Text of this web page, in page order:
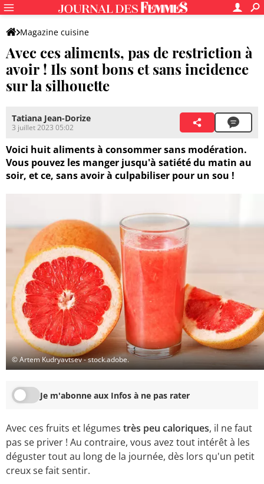
Magazine cuisine
Avec ces aliments, pas de restriction à
avoir ! Ils sont bons et sans incidence
sur la silhouette
Tatiana Jean-Dorize
3 juillet 2023 05:02
Voici huit aliments à consommer sans modération.
Vous pouvez les manger jusqu'à satiété du matin au
soir, et ce, sans avoir à culpabiliser pour un sou !
© Artem Kudryavtsev - stock.adobe.
Je m'abonne aux Infos à ne pas rater
Avec ces fruits et légumes très peu caloriques, il ne faut
pas se priver ! Au contraire, vous avez tout intérêt à les
déguster tout au long de la journée, dès lors qu'un petit
creux se fait sentir.